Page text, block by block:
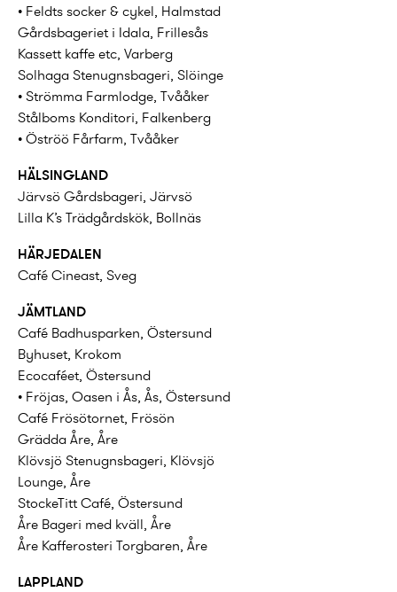
• Feldts socker & cykel, Halmstad
Gårdsbageriet i Idala, Frillesås
Kassett kaffe etc, Varberg
Solhaga Stenugnsbageri, Slöinge
• Strömma Farmlodge, Tvååker
Stålboms Konditori, Falkenberg
• Öströö Fårfarm, Tvååker
HÄLSINGLAND
Järvsö Gårdsbageri, Järvsö
Lilla K’s Trädgårdskök, Bollnäs
HÄRJEDALEN
Café Cineast, Sveg
JÄMTLAND
Café Badhusparken, Östersund
Byhuset, Krokom
Ecocaféet, Östersund
• Fröjas, Oasen i Ås, Ås, Östersund
Café Frösötornet, Frösön
Grädda Åre, Åre
Klövsjö Stenugnsbageri, Klövsjö
Lounge, Åre
StockeTitt Café, Östersund
Åre Bageri med kväll, Åre
Åre Kafferosteri Torgbaren, Åre
LAPPLAND